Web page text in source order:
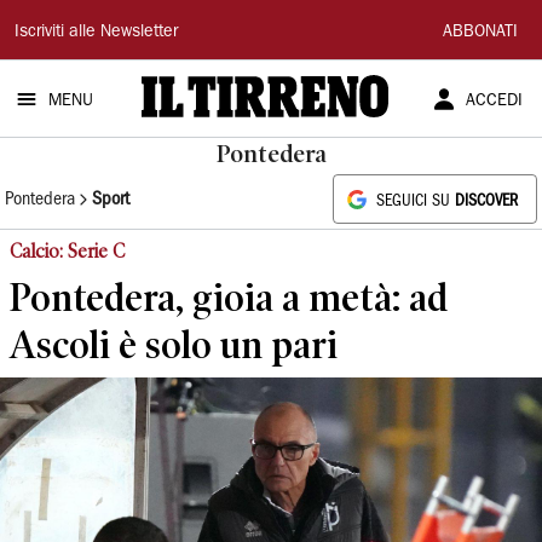
Il
Tirreno
Iscriviti alle Newsletter ABBONATI
MENU ACCEDI
Pontedera
Pontedera Sport SEGUICI SU DISCOVER
Calcio: Serie C
Pontedera, gioia a metà: ad
Ascoli è solo un pari